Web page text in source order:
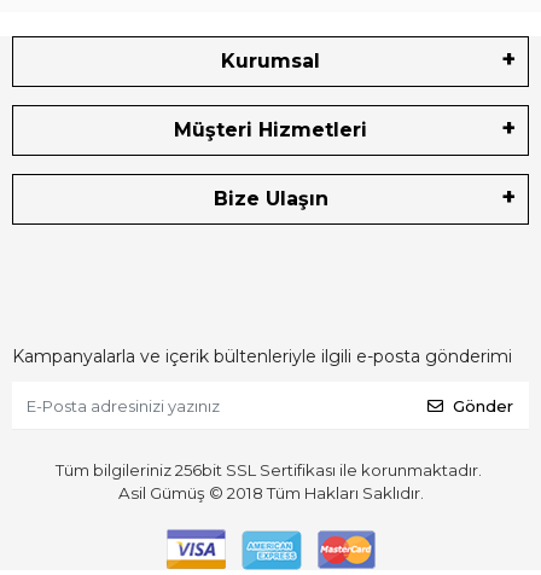
Kurumsal
Müşteri Hizmetleri
Bize Ulaşın
Kampanyalarla ve içerik bültenleriyle ilgili e-posta gönderimi
Gönder
Tüm bilgileriniz 256bit SSL Sertifikası ile korunmaktadır.
Asil Gümüş © 2018Tüm Hakları Saklıdır.